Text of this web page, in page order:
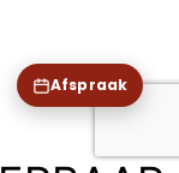
Afspraak